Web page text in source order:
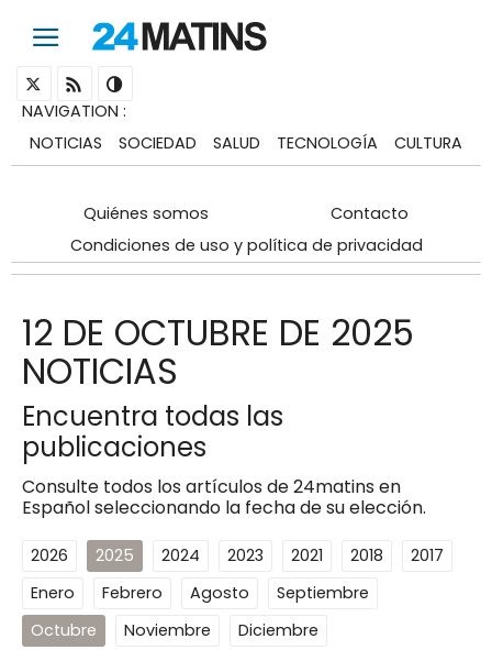
NAVIGATION :
NOTICIAS
SOCIEDAD SALUD TECNOLOGÍA CULTURA
Quiénes somos
Contacto
Condiciones de uso y política de privacidad
12 DE OCTUBRE DE 2025
NOTICIAS
Encuentra todas las
publicaciones
Consulte todos los artículos de 24matins en
Español seleccionando la fecha de su elección.
2026 2025 2024 2023 2021 2018
2017
Enero
Febrero Agosto
Septiembre
Octubre
Noviembre
Diciembre